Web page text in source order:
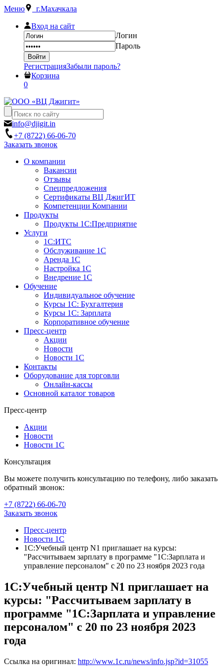
Меню г.Махачкала
Вход на сайт
Логин
Пароль
РегистрацияЗабыли пароль?
Корзина
0
info@djigit.in
+7 (8722) 66-06-70
Заказать звонок
О компании
Вакансии
Отзывы
Спецпредложения
Сертификаты ВЦ ДжигИТ
Компетенции Компании
Продукты
Продукты 1С:Предприятие
Услуги
1С:ИТС
Обслуживание 1С
Аренда 1С
Настройка 1С
Внедрение 1С
Обучение
Индивидуальное обучение
Курсы 1С: Бухгалтерия
Курсы 1С: Зарплата
Корпоративное обучение
Пресс-центр
Акции
Новости
Новости 1С
Контакты
Оборудование для торговли
Онлайн-кассы
Основной каталог товаров
Пресс-центр
Акции
Новости
Новости 1С
Консультация
Вы можете получить консультацию по телефону, либо заказать
обратный звонок:
+7 (8722) 66-06-70
Заказать звонок
Пресс-центр
Новости 1С
1С:Учебный центр N1 приглашает на курсы:
"Рассчитываем зарплату в программе "1С:Зарплата и
управление персоналом" с 20 по 23 ноября 2023 года
1С:Учебный центр N1 приглашает на
курсы: "Рассчитываем зарплату в
программе "1С:Зарплата и управление
персоналом" с 20 по 23 ноября 2023
года
Ссылка на оригинал: http://www.1c.ru/news/info.jsp?id=31055